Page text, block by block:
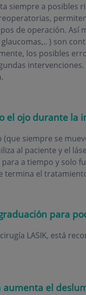
siempre a posibles
de operación. Así
) son
los posibles
el ojo durante la
(que siempre se
al paciente y el
para a tiempo y solo
termina el
para
LASIK, está
aumenta el